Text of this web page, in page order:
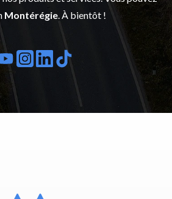
Montérégie. À bientôt !